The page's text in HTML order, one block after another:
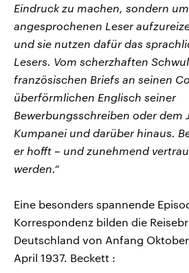
Eindruck zu machen, sondern
angesprochenen Leser
und sie nutzen dafür das
Lesers. Vom scherzhaften
französischen Briefs an seinen
überförmlichen Englisch seiner
Bewerbungsschreiben oder dem
Kumpanei und darüber hinaus.
er hofft – und zunehmend
werden.“
Eine besonders spannende
Korrespondenz bilden die
Deutschland von Anfang
April 1937. Beckett :